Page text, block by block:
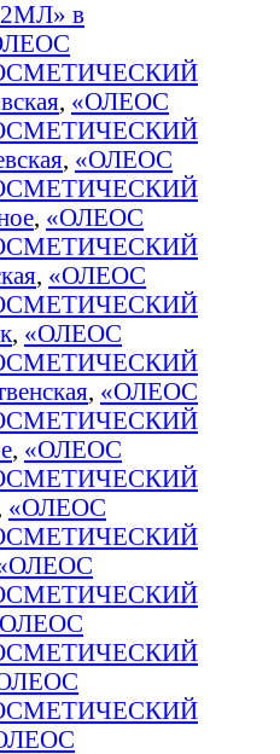
в
, «ОЛЕОС
, «ОЛЕОС
, «ОЛЕОС
, «ОЛЕОС
, «ОЛЕОС
, «ОЛЕОС
, «ОЛЕОС
«ОЛЕОС